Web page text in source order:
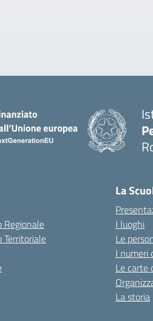
Regionale
Territoriale
La
I luoghi
Le
I numeri
Le carte
La storia